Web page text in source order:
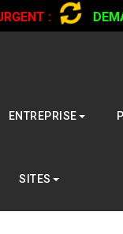
:
CLIQUER
ENTREPRISE
SITES